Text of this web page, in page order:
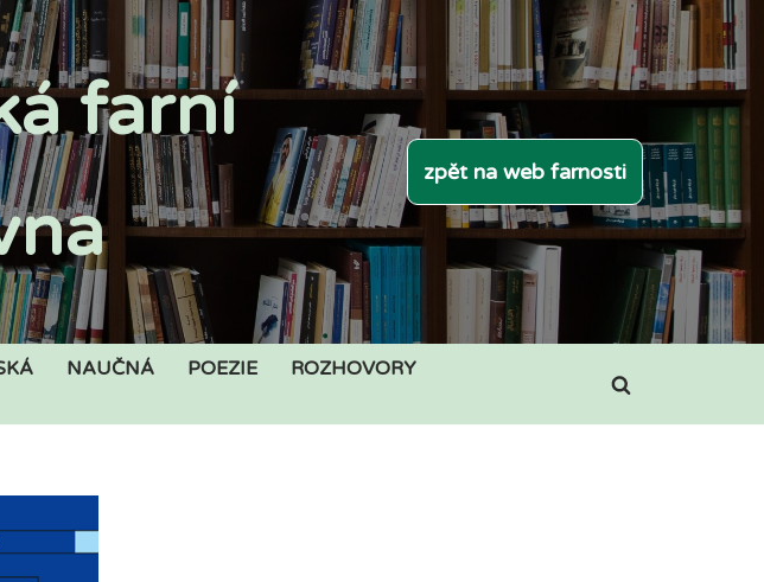
farní
zpět na web farnosti
NAUČNÁ POEZIE
ROZHOVORY